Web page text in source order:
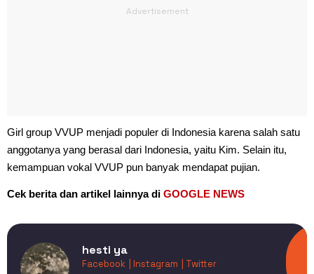
Girl group VVUP menjadi populer di Indonesia karena salah satu
anggotanya yang berasal dari Indonesia, yaitu Kim. Selain itu,
kemampuan vokal VVUP pun banyak mendapat pujian.
Cek berita dan artikel lainnya di GOOGLE NEWS
hesti ya
Facebook | Instagram
| Twitter